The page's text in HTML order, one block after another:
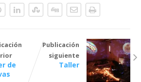
de
Publicación
siguiente
Taller